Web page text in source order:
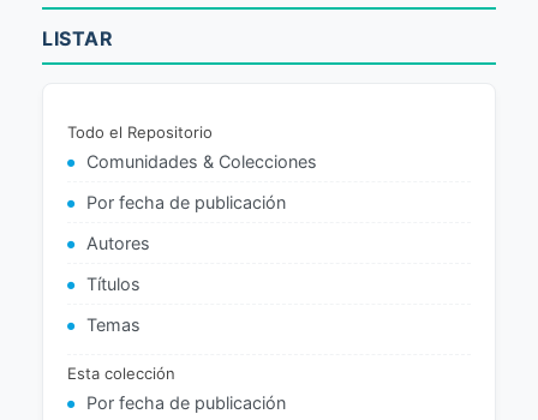
LISTAR
Todo el Repositorio
Comunidades & Colecciones
Por fecha de publicación
Autores
Títulos
Temas
Esta colección
Por fecha de publicación